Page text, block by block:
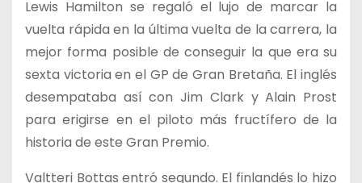
Lewis Hamilton se regaló el lujo de marcar la
vuelta rápida en la última vuelta de la carrera, la
mejor forma posible de conseguir la que era su
sexta victoria en el GP de Gran Bretaña. El inglés
desempataba así con Jim Clark y Alain Prost
para erigirse en el piloto más fructífero de la
historia de este Gran Premio.
Valtteri Bottas entró segundo. El finlandés lo hizo